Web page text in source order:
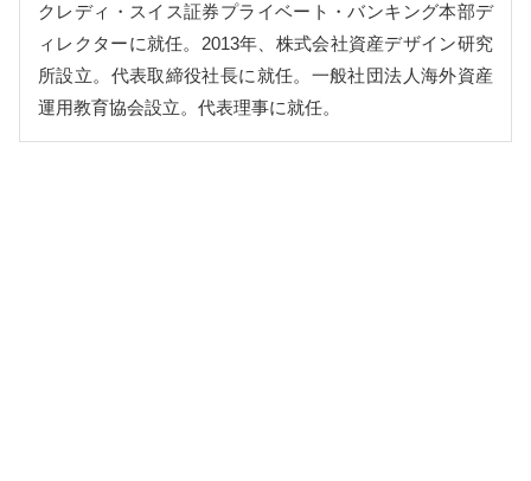
クレディ・スイス証券プライベート・バンキング本部デ
ィレクターに就任。2013年、株式会社資産デザイン研究
所設立。代表取締役社長に就任。一般社団法人海外資産
運用教育協会設立。代表理事に就任。